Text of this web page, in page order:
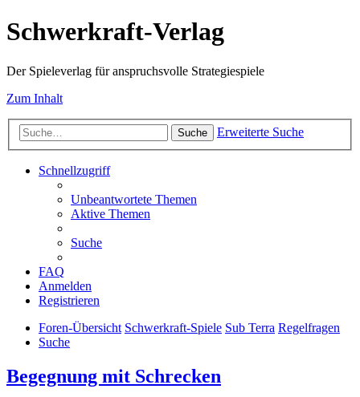
Schwerkraft-Verlag
Der Spieleverlag für anspruchsvolle Strategiespiele
Zum Inhalt
Suche Erweiterte Suche
Schnellzugriff
Unbeantwortete Themen
Aktive Themen
Suche
FAQ
Anmelden
Registrieren
Foren-Übersicht Schwerkraft-Spiele Sub Terra Regelfragen
Suche
Begegnung mit Schrecken